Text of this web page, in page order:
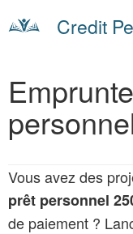
Credit
Vous avez des
prêt personnel
de paiement ?